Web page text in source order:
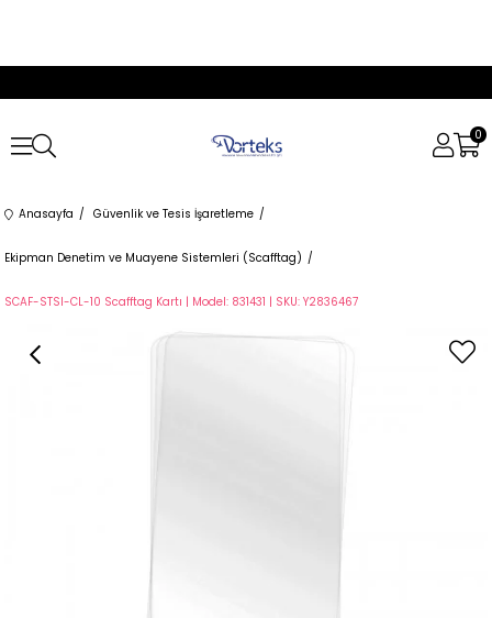
0
Anasayfa Güvenlik ve Tesis İşaretleme
Ekipman Denetim ve Muayene Sistemleri (Scafftag)
SCAF-STSI-CL-10 Scafftag Kartı | Model: 831431 | SKU: Y2836467